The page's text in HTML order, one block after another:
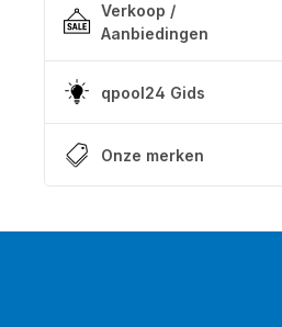
Verkoop /
Aanbiedingen
qpool24 Gids
Onze merken